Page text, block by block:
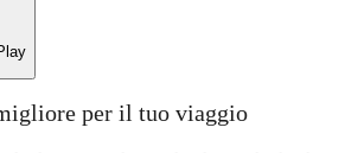
per il tuo viaggio